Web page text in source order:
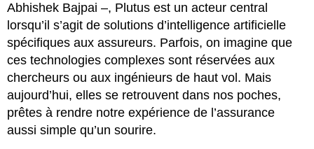
Abhishek Bajpai –, Plutus est un acteur central
lorsqu’il s’agit de solutions d’intelligence artificielle
spécifiques aux assureurs. Parfois, on imagine que
ces technologies complexes sont réservées aux
chercheurs ou aux ingénieurs de haut vol. Mais
aujourd’hui, elles se retrouvent dans nos poches,
prêtes à rendre notre expérience de l’assurance
aussi simple qu’un sourire.